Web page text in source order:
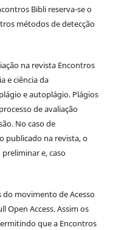
Bibli reserva-se o
métodos de detecção
na revista Encontros
e ciência da
e autoplágio. Plágios
de avaliação
No caso de
publicado na revista, o
e, caso
do movimento de Acesso
Open Access. Assim os
que a Encontros